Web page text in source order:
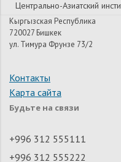
Центрально-Азиатский
Кыргызская Республика
720027 Бишкек
ул. Тимура Фрунзе 73/2
Контакты
Карта сайта
Будьте на связи
+996 312 555111
+996 312 555222